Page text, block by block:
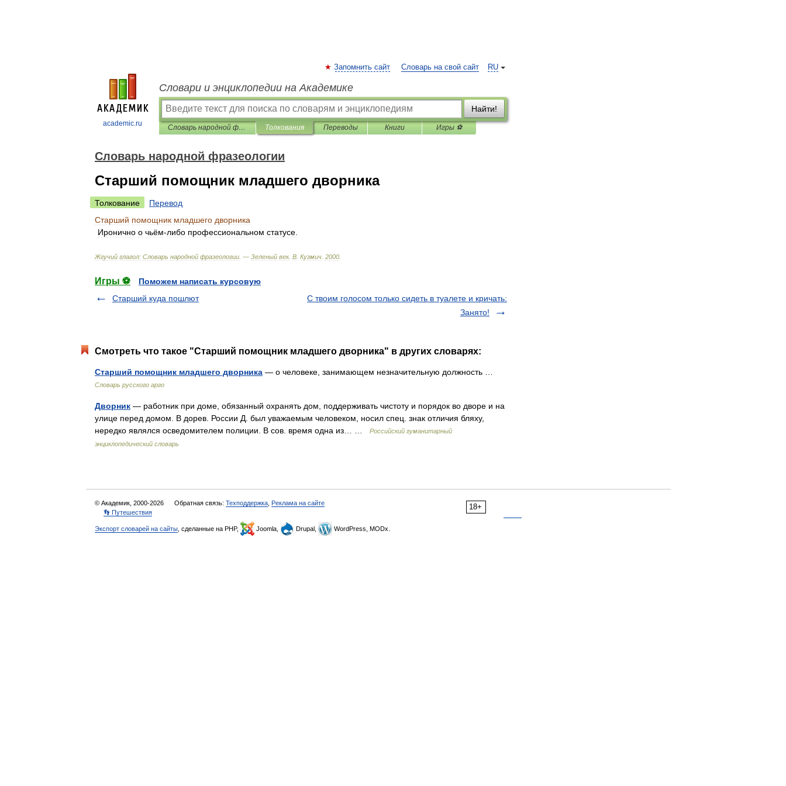
academic.ru
RU
Запомнить сайт Словарь на свой сайт
Словари и энциклопедии на Академике
Найти!
Словарь народной фразеологии Толкования Переводы Книги Игры ⚽
Словарь народной фразеологии
Старший помощник младшего дворника
Толкование
Перевод
Старший помощник младшего дворника
Иронично о чьём-либо профессиональном статусе
Жгучий глагол: Словарь народной фразеологии . — Зеленый век. В Кузмич 2000
Игры ⚽
Поможем написать курсовую
Старший куда пошлют
С твоим голосом только сидеть в туалете и кричать:
Занято!
Смотреть что такое "Старший помощник младшего дворника" в других словарях:
Старший помощник младшего дворника — о человеке, занимающем незначительную должность …
Словарь русского арго
Дворник — работник при доме, обязанный охранять дом, поддерживать чистоту и порядок во дворе и на
улице перед домом. В дорев. России Д. был уважаемым человеком, носил спец. знак отличия бляху,
нередко являлся осведомителем полиции. В сов. время одна из… …
Российский гуманитарный
энциклопедический словарь
18+
© Академик, 2000-2026 Обратная связь: Техподдержка Реклама на сайте
👣 Путешествия
Экспорт словарей на сайты , сделанные на PHP, Joomla, Drupal, WordPress, MODx.